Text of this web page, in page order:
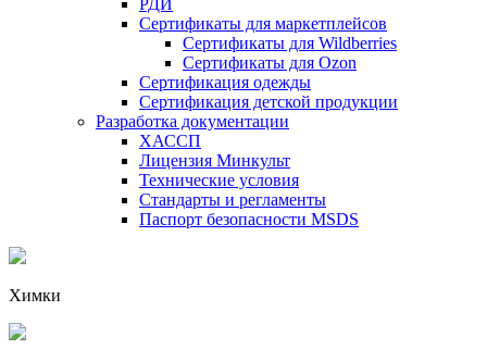
РДИ
Сертификаты для маркетплейсов
Сертификаты для Wildberries
Сертификаты для Ozon
Сертификация одежды
Сертификация детской продукции
Разработка документации
ХАССП
Лицензия Минкульт
Технические условия
Стандарты и регламенты
Паспорт безопасности MSDS
Химки